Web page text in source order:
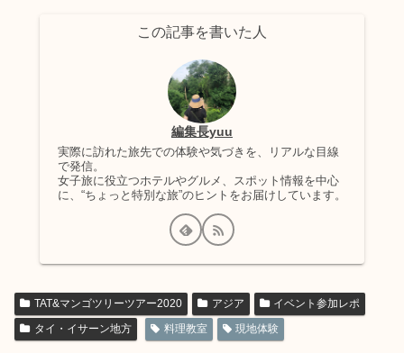
この記事を書いた人
編集長yuu
実際に訪れた旅先での体験や気づきを、リアルな目線
で発信。
女子旅に役立つホテルやグルメ、スポット情報を中心
に、“ちょっと特別な旅”のヒントをお届けしています。
TAT&マンゴツリーツアー2020 アジア
イベント参加レポ
タイ・イサーン地方
料理教室 現地体験